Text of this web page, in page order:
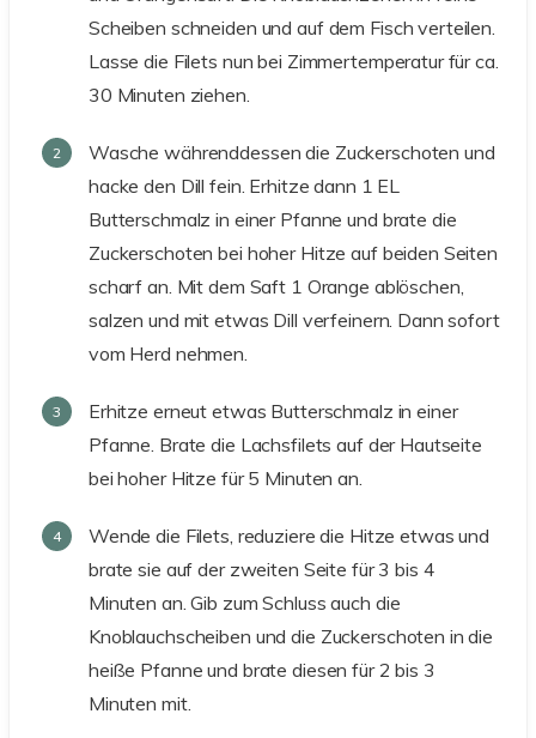
Scheiben schneiden und auf dem Fisch verteilen.
Lasse die Filets nun bei Zimmertemperatur für ca.
30 Minuten ziehen.
Wasche währenddessen die Zuckerschoten und
hacke den Dill fein. Erhitze dann 1 EL
Butterschmalz in einer Pfanne und brate die
Zuckerschoten bei hoher Hitze auf beiden Seiten
scharf an. Mit dem Saft 1 Orange ablöschen,
salzen und mit etwas Dill verfeinern. Dann sofort
vom Herd nehmen.
Erhitze erneut etwas Butterschmalz in einer
Pfanne. Brate die Lachsfilets auf der Hautseite
bei hoher Hitze für 5 Minuten an.
Wende die Filets, reduziere die Hitze etwas und
brate sie auf der zweiten Seite für 3 bis 4
Minuten an. Gib zum Schluss auch die
Knoblauchscheiben und die Zuckerschoten in die
heiße Pfanne und brate diesen für 2 bis 3
Minuten mit.